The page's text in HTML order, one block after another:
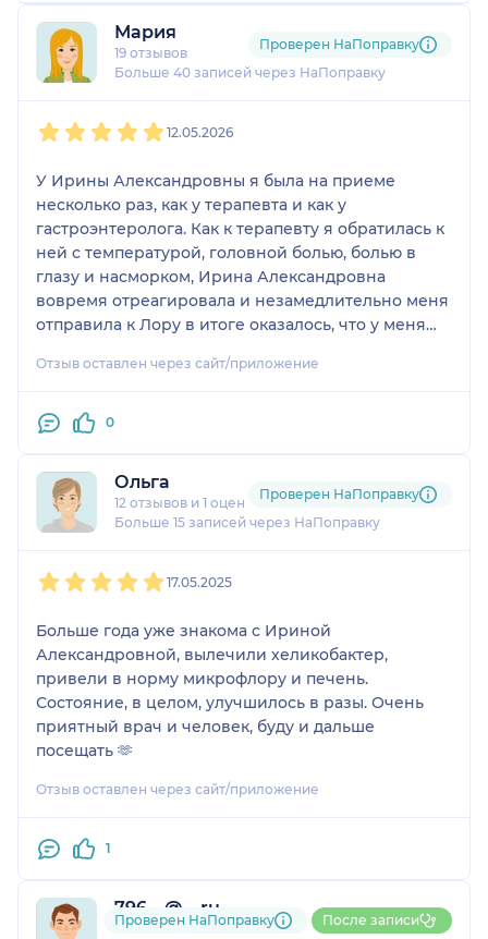
Мария
19 отзывов
Больше 40 записей через НаПоправку
Проверен НаПоправку
12.05.2026
У Ирины Александровны я была на приеме
несколько раз, как у терапевта и как у
гастроэнтеролога. Как к терапевту я обратилась к
ней с температурой, головной болью, болью в
глазу и насморком, Ирина Александровна
вовремя отреагировала и незамедлительно меня
отправила к Лору в итоге оказалось, что у меня
Лора. Как гастроэнтеролог она помогла мне во
тошноты и изжоги. Внимательны, чуткий,
Отзыв оставлен через сайт/приложение
0
Ольга
12 отзывов и 1 оценка
Больше 15 записей через НаПоправку
Проверен НаПоправку
17.05.2025
Больше года уже знакома с Ириной
Александровной, вылечили хеликобактер,
привели в норму микрофлору и печень.
Состояние, в целом, улучшилось в разы. Очень
приятный врач и человек, буду и дальше
посещать 🫶
Отзыв оставлен через сайт/приложение
1
796....@....ru
3 отзываи 3 оценки
Проверен НаПоправку После записи